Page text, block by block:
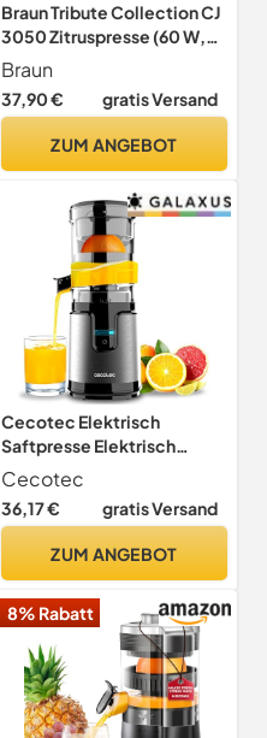
Braun Tribute Collection CJ
3050 Zitruspresse (60 W,
0,35 l) weiß
Braun
37,90 € gratis Versand
ZUM ANGEBOT
Cecotec Elektrisch
Saftpresse Elektrisch
Orangenpresse
Zitruspressen Essential
TowerAdjust Easy Steel.
Filter und Plastiktrichter,
Rotationsrichtung,
abnehmbar
Cecotec
36,17 € gratis Versand
ZUM ANGEBOT
8% Rabatt